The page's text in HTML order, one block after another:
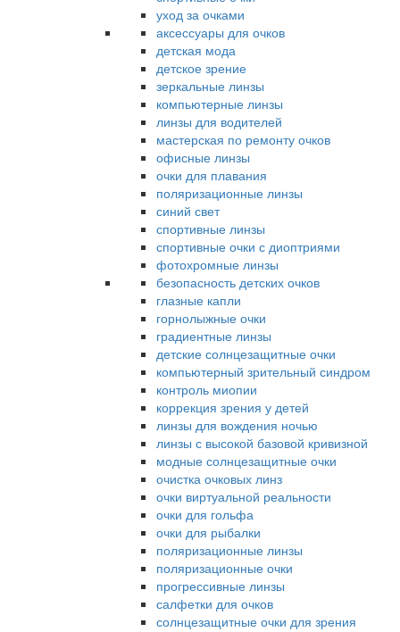
уход за очками
аксессуары для очков
детская мода
детское зрение
зеркальные линзы
компьютерные линзы
линзы для водителей
мастерская по ремонту очков
офисные линзы
очки для плавания
поляризационные линзы
синий свет
спортивные линзы
спортивные очки с диоптриями
фотохромные линзы
безопасность детских очков
глазные капли
горнолыжные очки
градиентные линзы
детские солнцезащитные очки
компьютерный зрительный синдром
контроль миопии
коррекция зрения у детей
линзы для вождения ночью
линзы с высокой базовой кривизной
модные солнцезащитные очки
очистка очковых линз
очки виртуальной реальности
очки для гольфа
очки для рыбалки
поляризационные линзы
поляризационные очки
прогрессивные линзы
салфетки для очков
солнцезащитные очки для зрения